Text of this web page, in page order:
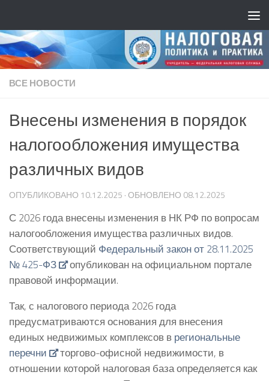
ВСЕ НОВОСТИ
Внесены изменения в порядок
налогообложения имущества
различных видов
ОПУБЛИКОВАНО 10.12.2025 · ОБНОВЛЕНО 08.12.2025
С 2026 года внесены изменения в НК РФ по вопросам
налогообложения имущества различных видов.
Соответствующий Федеральный закон от 28.11.2025
№ 425-ФЗ
опубликован на официальном портале
правовой информации.
Так, с налогового периода 2026 года
предусматриваются основания для внесения
единых недвижимых комплексов в региональные
перечни
торгово-офисной недвижимости, в
отношении которой налоговая база определяется как